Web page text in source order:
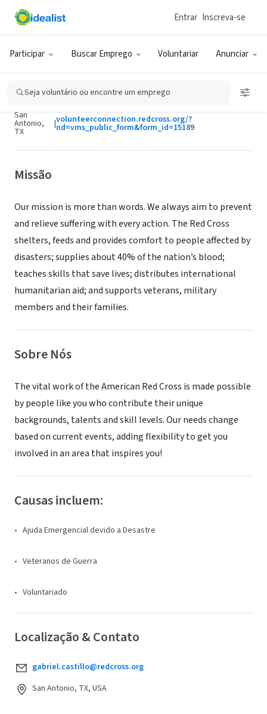
Participar Buscar Emprego Voluntariar Anunciar
Entrar Inscreva-se
Seja voluntário ou encontre um emprego
American Red Cross Greater San
Antonio
San
Antonio,
TX
|volunteerconnection.redcross.org/?
nd=vms_public_form&form_id=15189
Missão
Our mission is more than words. We always aim to prevent
and relieve suffering with every action. The Red Cross
shelters, feeds and provides comfort to people affected by
disasters; supplies about 40% of the nation’s blood;
teaches skills that save lives; distributes international
humanitarian aid; and supports veterans, military
members and their families.
Sobre Nós
The vital work of the American Red Cross is made possible
by people like you who contribute their unique
backgrounds, talents and skill levels. Our needs change
based on current events, adding flexibility to get you
involved in an area that inspires you!
Causas incluem:
Ajuda Emergencial devido a Desastre
Veteranos de Guerra
Voluntariado
Localização & Contato
gabriel.castillo@redcross.org
San Antonio, TX, USA